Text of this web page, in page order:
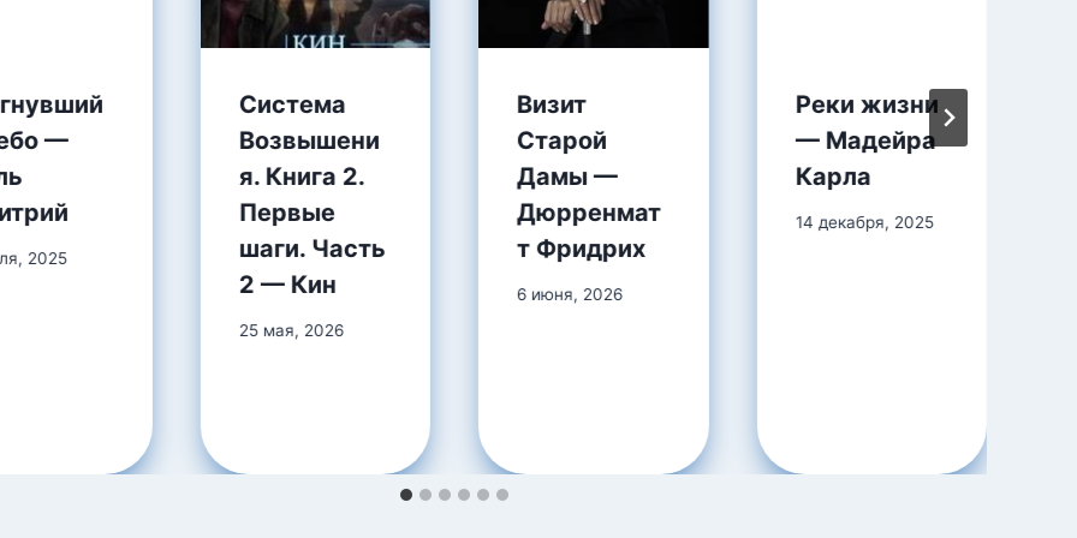
—
2025
Система
Возвышени
я. Книга 2.
Первые
шаги. Часть
2 — Кин
25 мая, 2026
Визит
Старой
Дамы —
Дюрренмат
т Фридрих
6 июня, 2026
Реки жизни
— Мадейра
Карла
14 декабря, 2025